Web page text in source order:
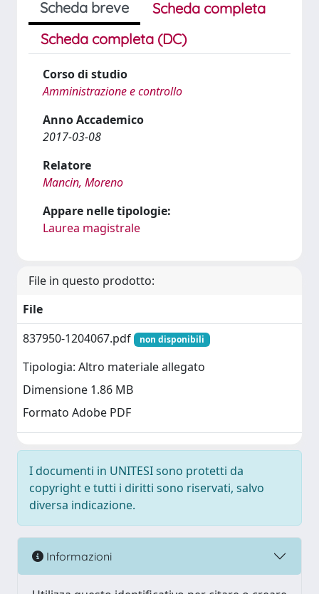
Scheda breve
Scheda completa
Scheda completa (DC)
Corso di studio
Amministrazione e controllo
Anno Accademico
2017-03-08
Relatore
Mancin, Moreno
Appare nelle tipologie:
Laurea magistrale
File in questo prodotto:
File
837950-1204067.pdf
non disponibili
Tipologia: Altro materiale allegato
Dimensione 1.86 MB
Formato Adobe PDF
I documenti in UNITESI sono protetti da
copyright e tutti i diritti sono riservati, salvo
diversa indicazione.
Informazioni